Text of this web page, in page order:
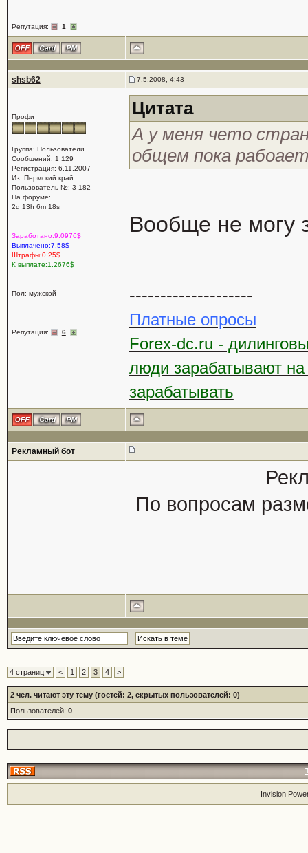
Репутация: 1
shsb62 7.5.2008, 4:43
Профи
Группа: Пользователи
Сообщений: 1 129
Регистрация: 6.11.2007
Из: Пермский край
Пользователь №: 3 182
На форуме:
2d 13h 6m 18s
Заработано:9.0976$
Выплачено:7.58$
Штрафы:0.25$
К выплате:1.2676$
Пол: мужской
Репутация: 6
Цитата
А у меня чето
общем пока
Вообще не могу
--------------------
Платные опросы
Forex-dc.ru -
люди зарабатывают
зарабатывать
Рекламный бот
По вопросам
4 страниц < 1 2 3 4 >
2чел. читают эту тему (гостей: 2, скрытых пользователей: 0)
Пользователей: 0
Invision